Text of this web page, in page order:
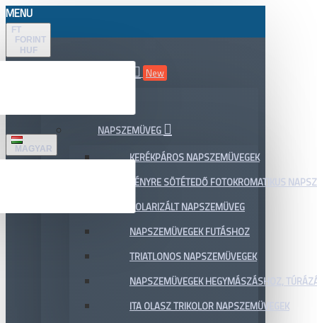
MENU
FT
FORINT
HUF
MAGYAR
New
NAPSZEMÜVEG
KERÉKPÁROS NAPSZEMÜVEGEK
FÉNYRE SÖTÉTEDŐ FOTOKROMATIKUS
POLARIZÁLT NAPSZEMÜVEG
NAPSZEMÜVEGEK FUTÁSHOZ
TRIATLONOS NAPSZEMÜVEGEK
NAPSZEMÜVEGEK HEGYMÁSZÁSHOZ,
ITA OLASZ TRIKOLOR NAPSZEMÜVEGEK